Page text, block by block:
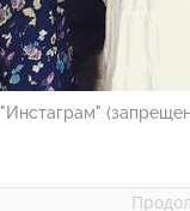
"Инстаграм"